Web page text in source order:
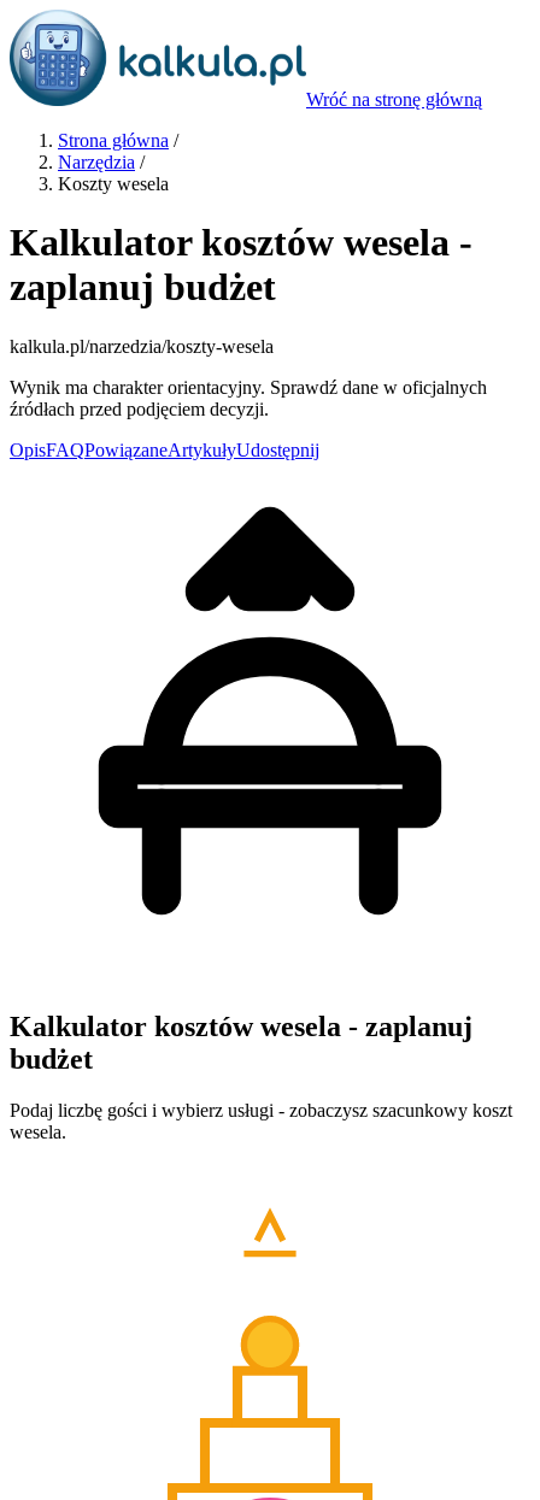
Wróć na stronę główną
Strona główna /
Narzędzia /
Koszty wesela
Kalkulator kosztów wesela -
zaplanuj budżet
kalkula.pl/narzedzia/koszty-wesela
Wynik ma charakter orientacyjny. Sprawdź dane w oficjalnych
źródłach przed podjęciem decyzji.
OpisFAQPowiązaneArtykułyUdostępnij
Kalkulator kosztów wesela - zaplanuj
budżet
Podaj liczbę gości i wybierz usługi - zobaczysz szacunkowy koszt
wesela.